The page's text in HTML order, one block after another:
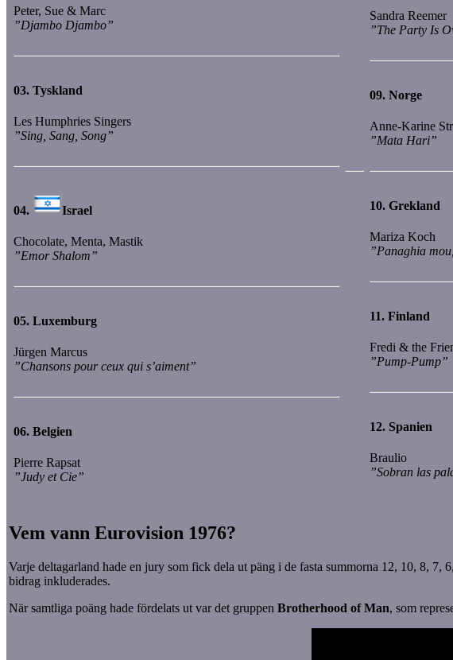
Peter, Sue & Marc
”Djambo Djambo”
03. Tyskland
Les Humphries Singers
”Sing, Sang, Song”
04. Israel
Chocolate, Menta, Mastik
”Emor Shalom”
05. Luxemburg
Jürgen Marcus
”Chansons pour ceux qui s’aiment”
06. Belgien
Pierre Rapsat
”Judy et Cie”
Sandra Reemer
”The Party Is
09. Norge
Anne-Karine
”Mata Hari”
10. Grekland
Mariza Koch
”Panaghia
11. Finland
Fredi & the
”Pump-Pump”
12. Spanien
Braulio
”Sobran las
Vem vann Eurovision 1976?
Varje deltagarland hade en jury som fick dela ut päng i de fasta summorna 12, 10, 8,
bidrag inkluderades.
När samtliga poäng hade fördelats ut var det gruppen Brotherhood of Man, som